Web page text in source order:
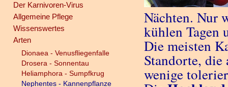
Der Karnivoren-Virus
Allgemeine Pflege
Wissenswertes
Arten
Dionaea - Venusfliegenfalle
Drosera - Sonnentau
Heliamphora - Sumpfkrug
Nephentes - Kannenpflanze
Nächten. Nur
kühlen Tagen
Die meisten
Standorte,
wenige